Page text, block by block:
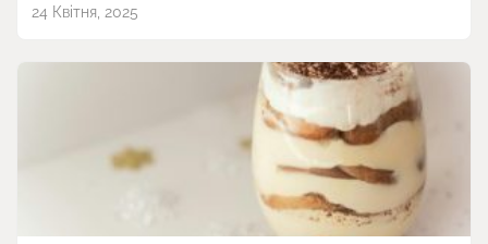
24 Квітня, 2025